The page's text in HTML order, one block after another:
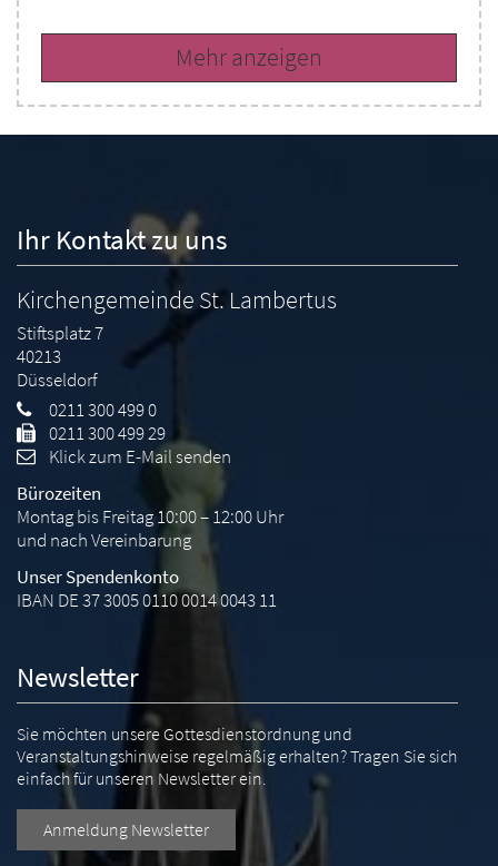
Mehr anzeigen
Ihr Kontakt zu uns
Kirchengemeinde St. Lambertus
Stiftsplatz 7
40213
Düsseldorf
0211 300 499 0
0211 300 499 29
Klick zum E-Mail senden
Bürozeiten
Montag bis Freitag 10:00 – 12:00 Uhr
und nach Vereinbarung
Unser Spendenkonto
IBAN DE 37 3005 0110 0014 0043 11
Newsletter
Sie möchten unsere Gottesdienstordnung und
Veranstaltungshinweise regelmäßig erhalten? Tragen Sie sich
einfach für unseren Newsletter ein.
Anmeldung Newsletter